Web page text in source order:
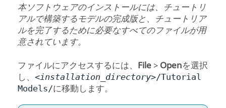
本ソフトウェアのインストールには、チュートリ
アルで構築するモデルの完成版と、チュートリア
ルを完了するために必要なすべてのファイルが用
意されています。
ファイルにアクセスするには、 File > Openを選択
し、<installation_directory>/Tutorial
Models/に移動します。